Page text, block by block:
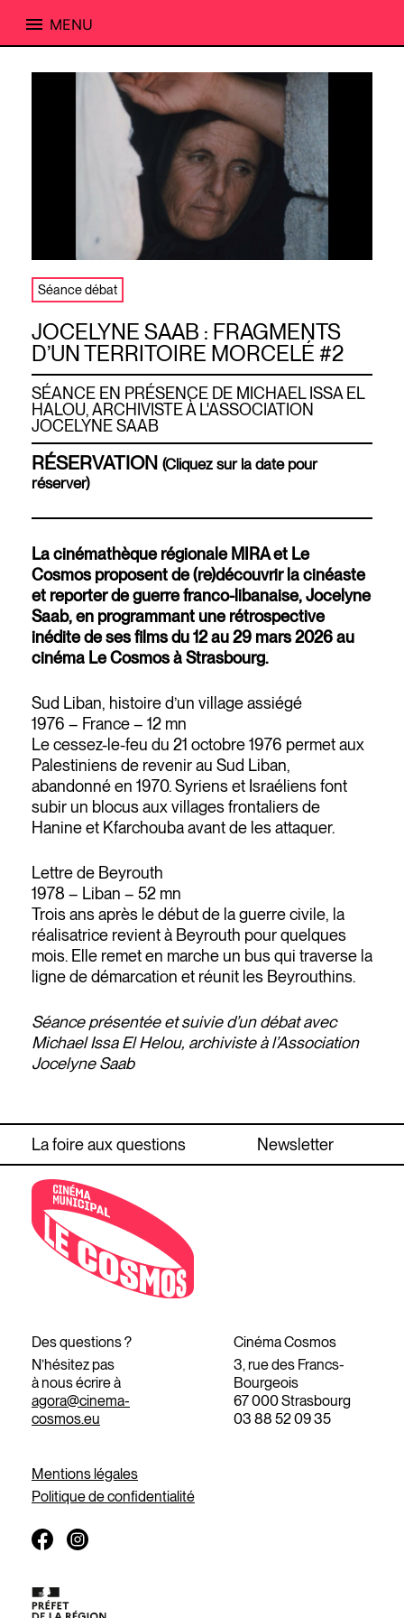
MENU
JOCELYNE SAAB : FRAGMENTS
D’UN TERRITOIRE MORCELÉ #2
SÉANCE EN PRÉSENCE DE MICHAEL ISSA EL
HALOU, ARCHIVISTE À L'ASSOCIATION
JOCELYNE SAAB
Séance débat
RÉSERVATION (Cliquez sur la date pour
réserver)
La cinémathèque régionale MIRA et Le
Cosmos proposent de (re)découvrir la cinéaste
et reporter de guerre franco-libanaise, Jocelyne
Saab, en programmant une rétrospective
inédite de ses films du 12 au 29 mars 2026 au
cinéma Le Cosmos à Strasbourg.
Sud Liban, histoire d’un village assiégé
1976 – France – 12 mn
Le cessez-le-feu du 21 octobre 1976 permet aux
Palestiniens de revenir au Sud Liban,
abandonné en 1970. Syriens et Israéliens font
subir un blocus aux villages frontaliers de
Hanine et Kfarchouba avant de les attaquer.
Lettre de Beyrouth
1978 – Liban – 52 mn
Trois ans après le début de la guerre civile, la
réalisatrice revient à Beyrouth pour quelques
mois. Elle remet en marche un bus qui traverse la
ligne de démarcation et réunit les Beyrouthins.
Séance présentée et suivie d’un débat avec
Michael Issa El Helou, archiviste à l’Association
Jocelyne Saab
La foire aux questions Newsletter
Des questions ?
N’hésitez pas
à nous écrire à
agora@cinema-
cosmos.eu
Cinéma Cosmos
3, rue des Francs-
Bourgeois
67 000 Strasbourg
03 88 52 09 35
Mentions légales
Politique de confidentialité